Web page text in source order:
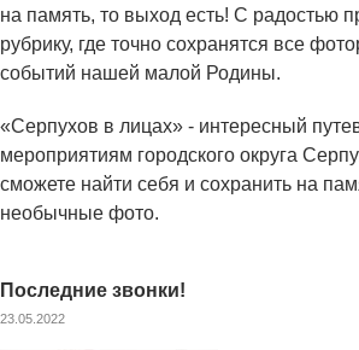
на память, то выход есть! С радостью
рубрику, где точно сохранятся все
событий нашей малой Родины.
«Серпухов в лицах» - интересный
мероприятиям городского округа
сможете найти себя и сохранить на
необычные фото.
Последние звонки!
23.05.2022